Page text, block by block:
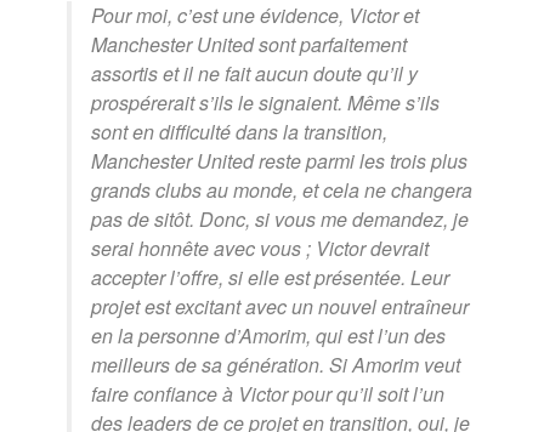
Pour moi, c’est une évidence, Victor et
Manchester United sont parfaitement
assortis et il ne fait aucun doute qu’il y
prospérerait s’ils le signaient. Même s’ils
sont en difficulté dans la transition,
Manchester United reste parmi les trois plus
grands clubs au monde, et cela ne changera
pas de sitôt. Donc, si vous me demandez, je
serai honnête avec vous ; Victor devrait
accepter l’offre, si elle est présentée. Leur
projet est excitant avec un nouvel entraîneur
en la personne d’Amorim, qui est l’un des
meilleurs de sa génération. Si Amorim veut
faire confiance à Victor pour qu’il soit l’un
des leaders de ce projet en transition, oui, je